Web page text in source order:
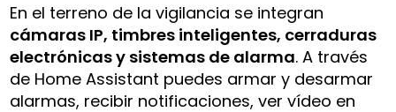
En el terreno de la vigilancia se integran
cámaras IP, timbres inteligentes, cerraduras
electrónicas y sistemas de alarma. A través
de Home Assistant puedes armar y desarmar
alarmas, recibir notificaciones, ver vídeo en